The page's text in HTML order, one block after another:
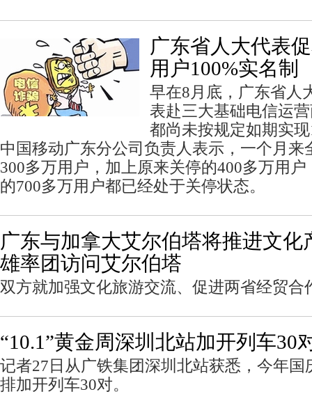
广东省人大代表
用户100%实名制
早在8月底，广东省人
表赴三大基础电信运
都尚未按规定如期实
中国移动广东分公司负责人表示，一个月来
300多万用户，加上原来关停的400多万用
的700多万用户都已经处于关停状态。
广东与加拿大艾尔伯塔将推进文化
雄率团访问艾尔伯塔
双方就加强文化旅游交流、促进两省经贸合
“10.1”黄金周深圳北站加开列车30
记者27日从广铁集团深圳北站获悉，今年国
排加开列车30对。